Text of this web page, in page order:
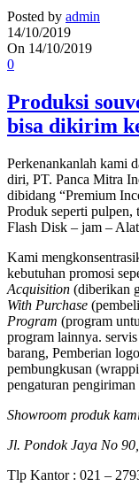
Posted by admin
14/10/2019
On 14/10/2019
0
Produksi
bisa dikirim
Perkenankanlah kami
diri, PT. Panca Mitra
dibidang “Premium
Produk seperti pulpen,
Flash Disk – jam –
Kami
kebutuhan promosi
Acquisition (diberikan
With Purchase
Program (program
program lainnya.
barang, Pemberian
pembungkusan
pengaturan
Showroom produk
Jl. Pondok Jaya No
Tlp Kantor : 021 –